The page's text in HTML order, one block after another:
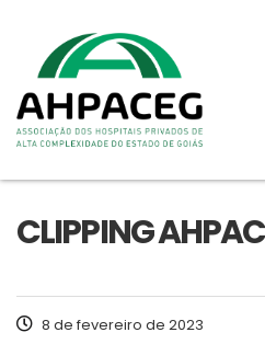
CLIPPING
8 de fevereiro de 2023